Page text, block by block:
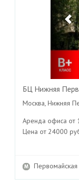
БЦ Нижняя
Москва, Нижняя
Аренда офиса от
Цена от 24000
Первомайская